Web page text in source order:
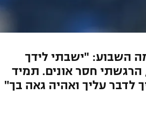
השבוע: "ישבתי לידך
הרגשתי חסר אונים. תמיד
לדבר עליך ואהיה גאה בך"